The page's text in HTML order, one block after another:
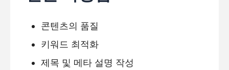
콘텐츠의 품질
키워드 최적화
제목 및 메타 설명 작성